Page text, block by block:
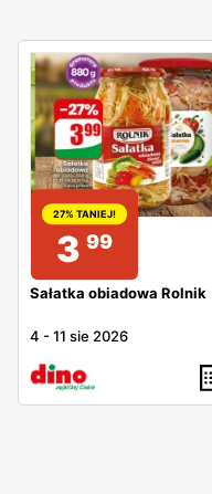
27% TANIEJ!
3 99
Sałatka obiadowa Rolnik
4 -11 sie 2026